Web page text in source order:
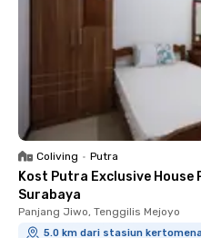
Coliving • Putra
Kost Putra Exclusive House
Surabaya
Panjang Jiwo, Tenggilis Mejoyo
5.0 km dari stasiun